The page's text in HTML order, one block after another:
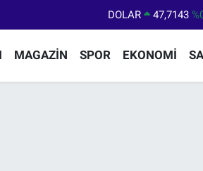
DOLAR 47,7143
MAGAZİN SPOR EKONOMİ